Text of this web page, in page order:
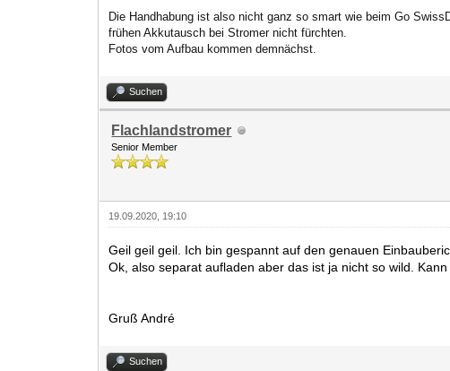
Die Handhabung ist also nicht ganz so smart wie beim Go
frühen Akkutausch bei Stromer nicht fürchten.
Fotos vom Aufbau kommen demnächst.
Suchen
Flachlandstromer
Senior Member
19.09.2020, 19:10
Geil geil geil. Ich bin gespannt auf den genauen
Ok, also separat aufladen aber das ist ja nicht so wild.
Gruß André
Suchen